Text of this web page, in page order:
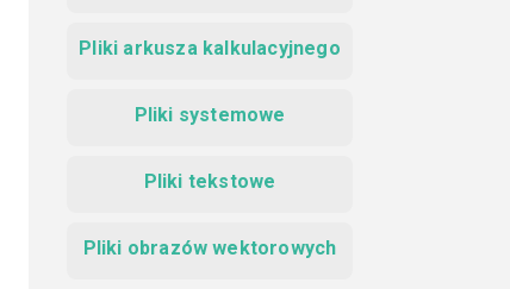
Pliki arkusza kalkulacyjnego
Pliki systemowe
Pliki tekstowe
Pliki obrazów wektorowych